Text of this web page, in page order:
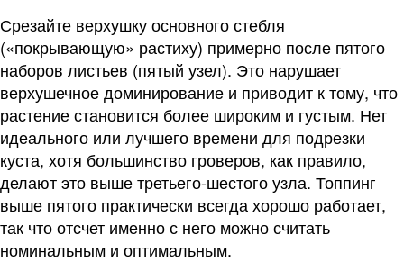
Срезайте верхушку основного стебля
(«покрывающую» растиху) примерно после пятого
наборов листьев (пятый узел). Это нарушает
верхушечное доминирование и приводит к тому, что
растение становится более широким и густым. Нет
идеального или лучшего времени для подрезки
куста, хотя большинство гроверов, как правило,
делают это выше третьего-шестого узла. Топпинг
выше пятого практически всегда хорошо работает,
так что отсчет именно с него можно считать
номинальным и оптимальным.